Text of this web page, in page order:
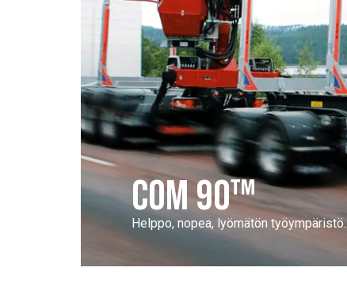
COM 90™
Helppo, nopea, lyömätön työympäristö.